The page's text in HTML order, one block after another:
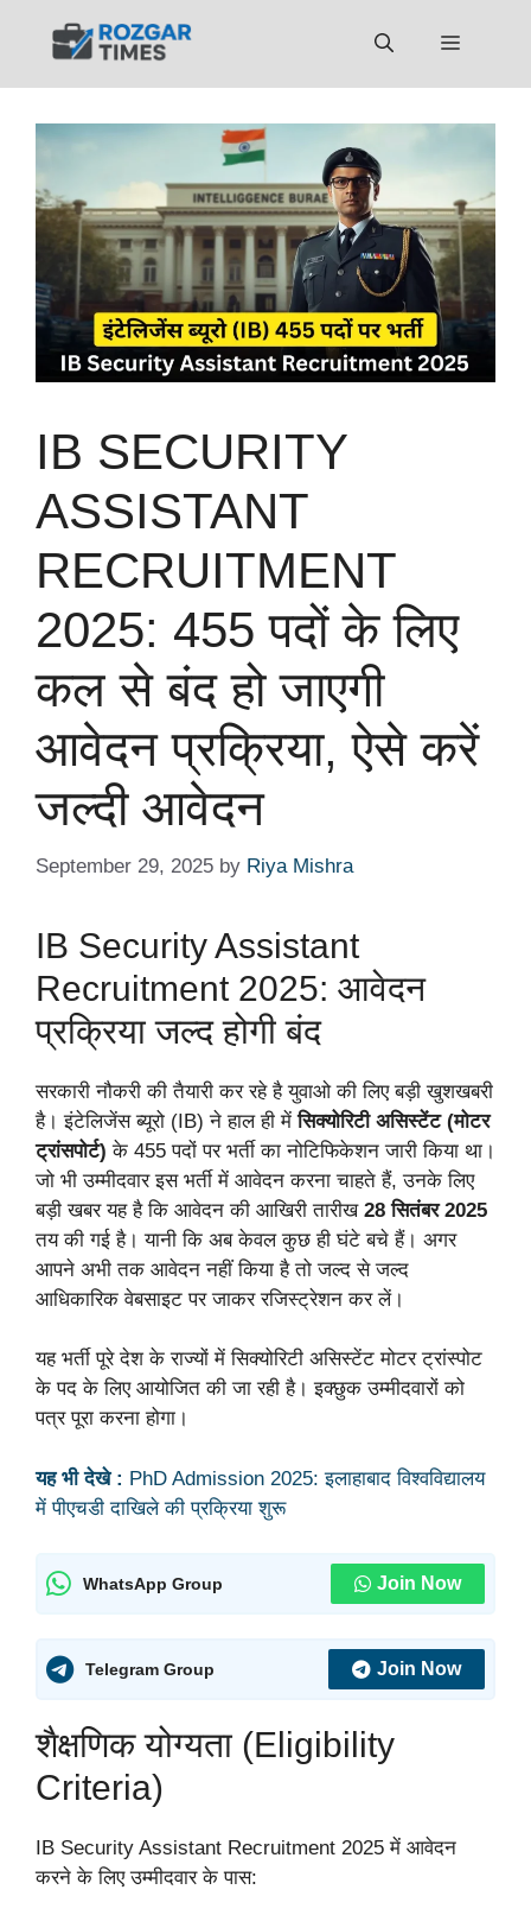
Menu
IB SECURITY
ASSISTANT
RECRUITMENT
2025: 455 पदों के लिए
कल से बंद हो जाएगी
आवेदन प्रक्रिया, ऐसे करें
जल्दी आवेदन
September 29, 2025 by Riya Mishra
IB Security Assistant
Recruitment 2025: आवेदन
प्रक्रिया जल्द होगी बंद
सरकारी नौकरी की तैयारी कर रहे है युवाओ की लिए बड़ी खुशखबरी
है। इंटेलिजेंस ब्यूरो (IB) ने हाल ही मेंसिक्योरिटी असिस्टेंट (मोटर
ट्रांसपोर्ट) के 455 पदों पर भर्ती का नोटिफिकेशन जारी किया था।
जो भी उम्मीदवार इस भर्ती में आवेदन करना चाहते हैं, उनके लिए
बड़ी खबर यह है कि आवेदन की आखिरी तारीख 28 सितंबर 2025
तय की गई है। यानी कि अब केवल कुछ ही घंटे बचे हैं। अगर
आपने अभी तक आवेदन नहीं किया है तो जल्द से जल्द
आधिकारिक वेबसाइट पर जाकर रजिस्ट्रेशन कर लें।
यह भर्ती पूरे देश के राज्यों में सिक्योरिटी असिस्टेंट मोटर ट्रांस्पोट
के पद के लिए आयोजित की जा रही है। इक्छुक उम्मीदवारों को
पत्र पूरा करना होगा।
यह भी देखे : PhD Admission 2025: इलाहाबाद विश्वविद्यालय
में पीएचडी दाखिले की प्रक्रिया शुरू
WhatsApp Group Join Now
Telegram Group Join Now
शैक्षणिक योग्यता (Eligibility
Criteria)
IB Security Assistant Recruitment 2025 में आवेदन
करने के लिए उम्मीदवार के पास: